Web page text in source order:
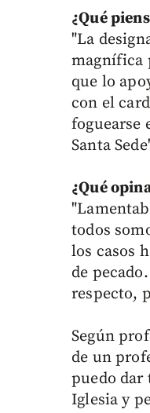
¿Qué
"La
magnífica
que lo
con el
foguearse
Santa
¿Qué
todos
los casos
de
respecto,
Según
de un
puedo dar
Iglesia y